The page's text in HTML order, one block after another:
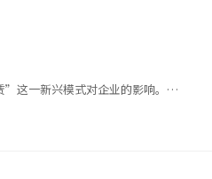
”这一新兴模式对企业的影响。…